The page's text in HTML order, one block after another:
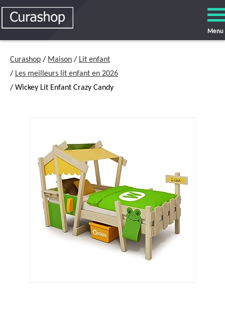
Menu
Curashop / Maison / Lit enfant
/ Les meilleurs lit enfant en 2026
/ Wickey Lit Enfant Crazy Candy